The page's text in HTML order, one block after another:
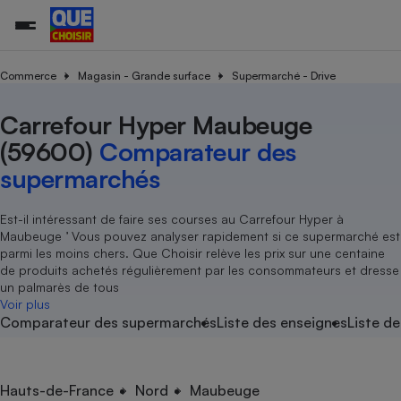
Commerce Magasin - Grande surface Supermarché - Drive
Carrefour Hyper Maubeuge
(59600) Comparateur des
supermarchés
Est-il intéressant de faire ses courses au Carrefour Hyper à
Maubeuge ’ Vous pouvez analyser rapidement si ce supermarché est
parmi les moins chers. Que Choisir relève les prix sur une centaine
de produits achetés régulièrement par les consommateurs et dresse
un palmarès de tous
Voir plus
Comparateur des supermarchésListe des enseignesListe
Hauts-de-France Nord Maubeuge
Agriculture
Produit alimentaire
Achat - Vente - Location
Carburant
Magasin - Grande surface
Marketing - Fidélisation
Organismes de défense
Système judiciaire
Air
Eau
Achat - Vente - Travaux
Location
Sport
Vacances - Tourisme
électrique
Démarche administrative
Senior
Service marchand
Train
Transport aérien
Toutes les actualités
Enquêtes
Guides d'achat
Conseils
Brèves
Tous les services
Soumettre un litige
Lettres types
Rencontrer une association locale
Tous nos combats
Nos actions
Nos grandes victoires
Les billets de la présidente
Nos associations locales
Nous rejoindre
En savoir plus sur Que Choisir Ensemble
?
L’association
Nos missions
Notre méthodologie
Notre financement
Nos partenaires
Nous rejoindre